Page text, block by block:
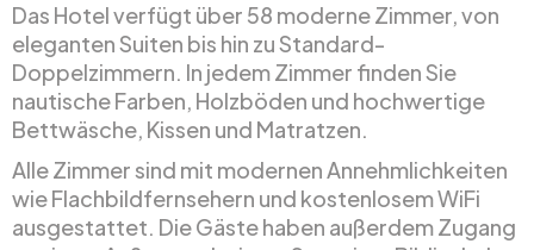
Das Hotel verfügt über 58 moderne Zimmer, von
eleganten Suiten bis hin zu Standard-
Doppelzimmern. In jedem Zimmer finden Sie
nautische Farben, Holzböden und hochwertige
Bettwäsche, Kissen und Matratzen.
Alle Zimmer sind mit modernen Annehmlichkeiten
wie Flachbildfernsehern und kostenlosem WiFi
ausgestattet. Die Gäste haben außerdem Zugang